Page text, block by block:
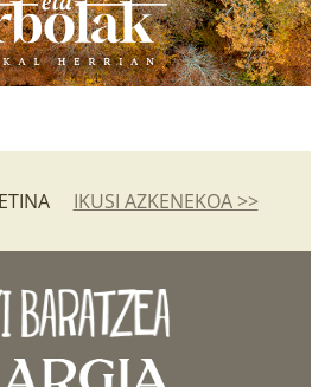
IKUSI AZKENEKOA >>